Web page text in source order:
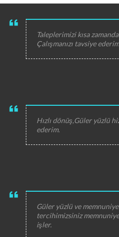
Taleplerimizi kısa
Çalışmanızı tavsiye
Hızlı dönüş,Güler yüzlü
ederim.
Güler yüzlü ve
tercihimizsiniz
işler.